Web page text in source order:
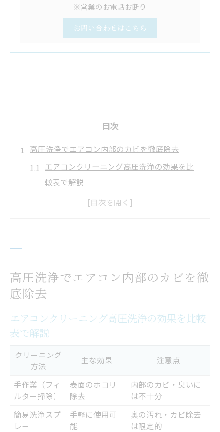
※営業のお電話お断り
お問い合わせはこちら
目次
高圧洗浄でエアコン内部のカビを徹底除去
エアコンクリーニング高圧洗浄の効果を比
較表で解説
カビを根本から取り除くエアコンクリーニ
エアコンクリーニングで清潔な空気を手に
入れる方法
エアコンクリーニングを自分で行うコツと注意
点
自分でできるエアコンクリーニング手順一
覧
高圧洗浄機使用時の注意点を押さえよう
DIY派必見のエアコンクリーニング成功術
エアコンクリーニングで失敗しないための
高圧洗浄でエアコン内部のカビを徹
底除去
エアコンクリーニング高圧洗浄の効果を比較
表で解説
クリーニング
方法
主な効果 注意点
手作業（フィ
ルター掃除）
表面のホコリ
除去
内部のカビ・臭いに
は不十分
簡易洗浄スプ
レー
手軽に使用可
能
奥の汚れ・カビ除去
は限定的